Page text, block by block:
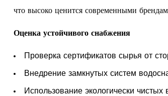
что высоко ценится современными
Оценка устойчивого снабжения
Проверка сертификатов сырья от
Внедрение замкнутых систем
Использование экологически чистых